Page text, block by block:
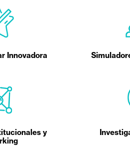
Innovadora
y